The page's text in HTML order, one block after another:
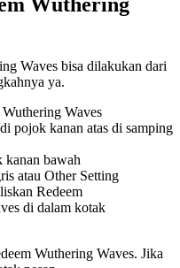
Waves bisa dilakukan dari
ya.
Waves
pojok kanan atas di samping
kanan bawah
atau Other Setting
Redeem
di dalam kotak
Wuthering Waves. Jika